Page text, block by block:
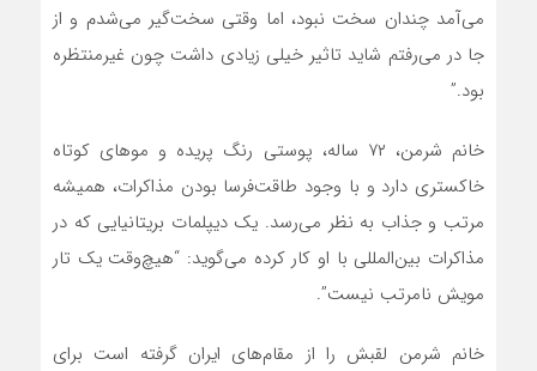
می‌آمد چندان سخت نبود، اما وقتی سخت‌گیر می‌شدم و از
جا در می‌رفتم شاید تاثیر خیلی زیادی داشت چون غیرمنتظره
بود.”
خانم شرمن، ۷۲ ساله، پوستی رنگ پریده و موهای کوتاه
خاکستری دارد و با وجود طاقت‌فرسا بودن مذاکرات، همیشه
مرتب و جذاب به نظر می‌رسد. یک دیپلمات بریتانیایی که در
مذاکرات بین‌المللی با او کار کرده می‌گوید: “هیچ‌وقت یک تار
مویش نامرتب نیست”.
خانم شرمن لقبش را از مقام‌های ایران گرفته است برای